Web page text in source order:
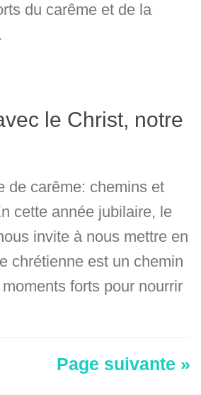
du carême et de la
le Christ, notre
de carême: chemins et
cette année jubilaire, le
invite à nous mettre en
chrétienne est un chemin
forts pour nourrir
Page suivante »